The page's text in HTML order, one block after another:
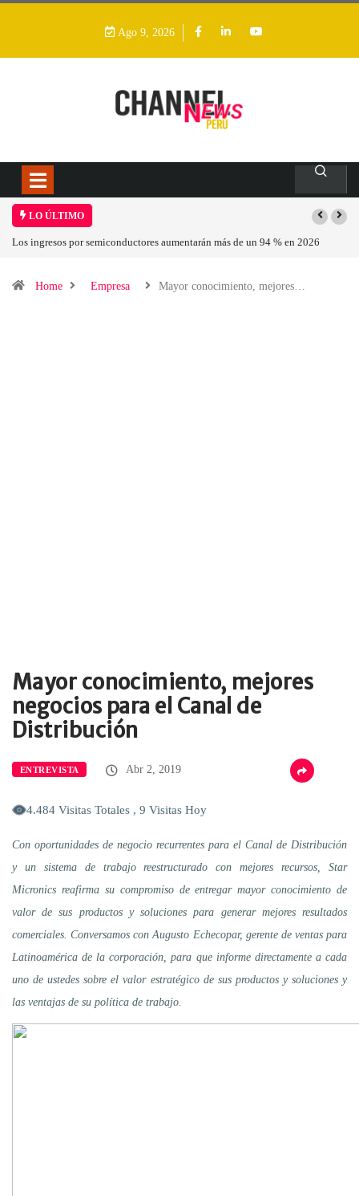
Ago 9, 2026
LO ÚLTIMO
Los ingresos por semiconductores aumentarán más de un 94 % en 2026
Home Empresa Mayor conocimiento, mejores…
Mayor conocimiento, mejores
negocios para el Canal de
Distribución
ENTREVISTA Abr 2, 2019
4.484 Visitas Totales , 9 Visitas Hoy
Con oportunidades de negocio recurrentes para el Canal de Distribución
y un sistema de trabajo reestructurado con mejores recursos, Star
Micronics reafirma su compromiso de entregar mayor conocimiento de
valor de sus productos y soluciones para generar mejores resultados
comerciales. Conversamos con Augusto Echecopar, gerente de ventas para
Latinoamérica de la corporación, para que informe directamente a cada
uno de ustedes sobre el valor estratégico de sus productos y soluciones y
las ventajas de su política de trabajo.